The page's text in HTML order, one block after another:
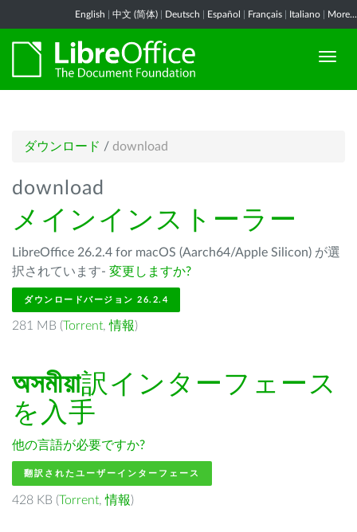
English 中文 (简体) Deutsch Español Français Italiano More...
ダウンロード / download
download
メインインストーラー
LibreOffice 26.2.4 for macOS (Aarch64/Apple Silicon) が選
択されています- 変更しますか?
ダウンロードバージョン 26.2.4
281 MB (Torrent,情報)
অসমীয়া訳インターフェース
を入手
他の言語が必要ですか?
翻訳されたユーザーインターフェース
428 KB (Torrent,情報)